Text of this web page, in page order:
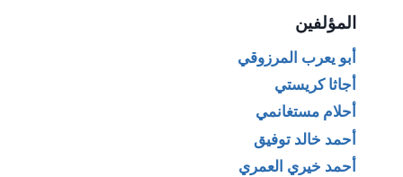
المؤلفين
أبو يعرب المرزوقي
أجاثا كريستي
أحلام مستغانمي
أحمد خالد توفيق
أحمد خيري العمري